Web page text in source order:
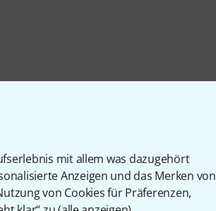
mit allem was dazugehört
Anzeigen und das Merken von
von Cookies für Präferenzen,